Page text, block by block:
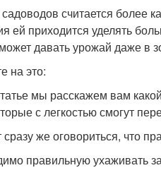
считается более
ей приходится уделять
давать урожай даже в
на это:
мы расскажем вам
с легкостью смогут
же оговориться, что
правильную ухаживать